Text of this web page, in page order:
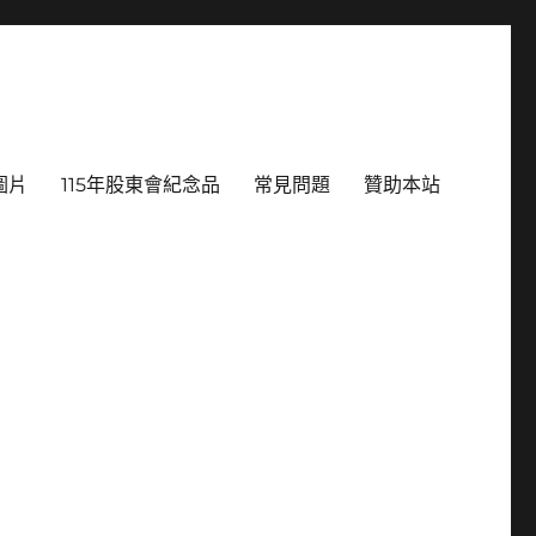
片 115年股東會紀念品 常見問題 贊助本站